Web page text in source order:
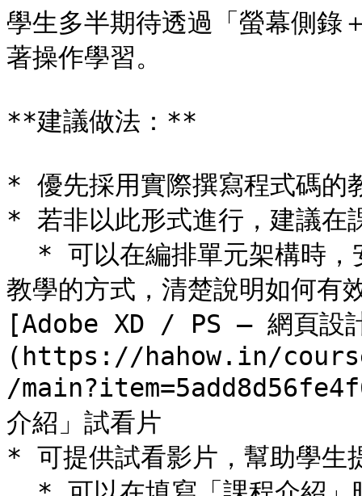
學生多半期待透過「螢幕側
著操作學習。
**建議做法：**
* 優先採用實際撰寫程式碼
* 若非以此形式進行，建議在
教學的方式，清楚說明如何有
[Adobe XD / PS — 網頁
(https://hahow.in/
/
介紹」試看片
* 可提供試看影片，幫助學生